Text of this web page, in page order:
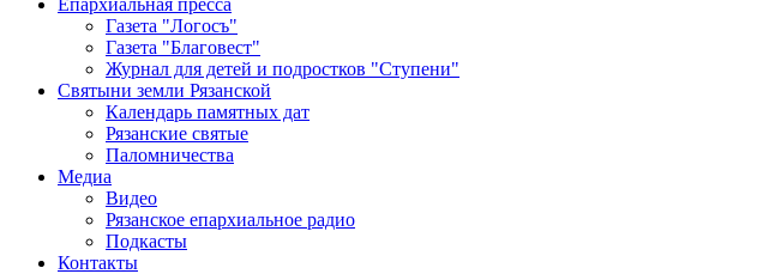
Епархиальная пресса
Газета "Логосъ"
Газета "Благовест"
Журнал для детей и подростков "Ступени"
Святыни земли Рязанской
Календарь памятных дат
Рязанские святые
Паломничества
Медиа
Видео
Рязанское епархиальное радио
Подкасты
Контакты